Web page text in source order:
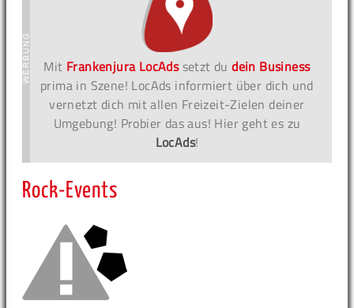
Mit Frankenjura LocAdssetzt dudein Business
prima in Szene! LocAds informiert über dich und
vernetzt dich mit allen Freizeit-Zielen deiner
Umgebung! Probier das aus! Hier geht es zu
LocAds!
Rock-Events